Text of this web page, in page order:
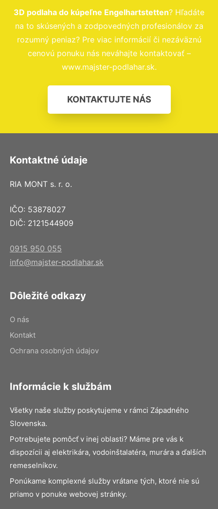
3D podlaha do kúpeľne Engelhartstetten? Hľadáte
na to skúsených a zodpovedných profesionálov za
rozumný peniaz? Pre viac informácií či nezáväznú
cenovú ponuku nás neváhajte kontaktovať –
www.majster-podlahar.sk.
KONTAKTUJTE NÁS
Kontaktné údaje
RIA MONT s. r. o.
IČO: 53878027
DIČ: 2121544909
0915 950 055
info@majster-podlahar.sk
Dôležité odkazy
O nás
Kontakt
Ochrana osobných údajov
Informácie k službám
Všetky naše služby poskytujeme v rámci Západného
Slovenska.
Potrebujete pomôcť v inej oblasti? Máme pre vás k
dispozícii aj elektrikára, vodoinštalatéra, murára a ďalších
remeselníkov.
Ponúkame komplexné služby vrátane tých, ktoré nie sú
priamo v ponuke webovej stránky.